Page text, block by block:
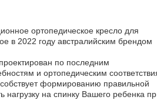
ортопедическое кресло для
в 2022 году австралийским брендом
по последним
и ортопедическим
формированию правильной
нагрузку на спинку Вашего ребенка